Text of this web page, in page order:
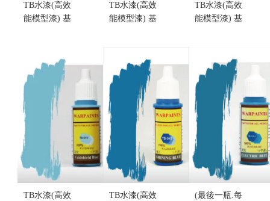
TB水漆(高效
能模型漆) 基
光)(不挑盒
況)
售價:190
TB水漆(高效
能模型漆) 基
售價:190
TB水漆(高效
能模型漆) 基
(不挑盒況)
售價:190
TB水漆(高效
TB水漆(高效
(最後一瓶.每